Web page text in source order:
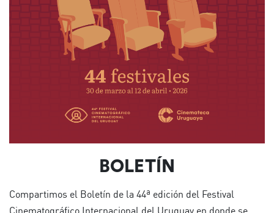
BOLETÍN
Compartimos el Boletín de la 44ª edición del Festival